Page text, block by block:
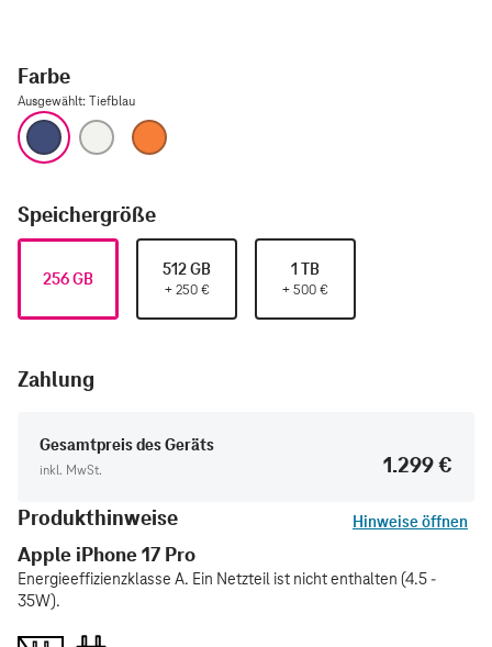
Farbe
Ausgewählt: Tiefblau
Tiefblau Silber
Speichergröße
256 GB 512 GB
+ 250 €
1 TB
+ 500 €
Zahlung
Gesamtpreis des Geräts
inkl. MwSt.
1.299 €
Produkthinweise
Hinweise öffnen
Apple iPhone 17 Pro
Energieeffizienzklasse A. Ein Netzteil ist nicht enthalten (4.5 -
35W).